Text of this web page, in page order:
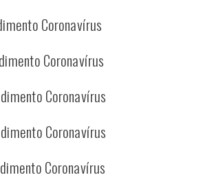
Coronavírus
Coronavírus
Coronavírus
Coronavírus
Coronavírus